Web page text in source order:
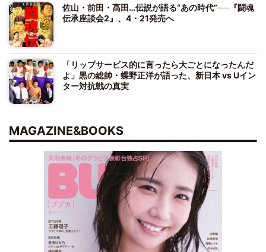
佐山・前田・髙田…伝説が語る“あの時代”──『闘魂
伝承座談会2』、4・21発売へ
「リップサービス的に言ったら大ごとになったんだ
よ」黒の総帥・蝶野正洋が語った、新日本 vs Uイン
ター対抗戦の真実
MAGAZINE&BOOKS